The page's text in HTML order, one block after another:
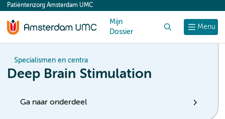
content
Menu
Patiëntenzorg Amsterdam UMC
Mijn
Dossier
Specialismen en centra
Deep Brain Stimulation
Ga naar onderdeel